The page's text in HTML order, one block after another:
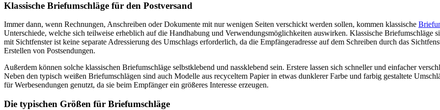
Klassische Briefumschläge für den Postversand
Immer dann, wenn Rechnungen, Anschreiben oder Dokumente mit nur wenigen Seiten verschickt werden sollen, kommen klassische
Unterschiede, welche sich teilweise erheblich auf die Handhabung und Verwendungsmöglichkeiten auswirken. Klassische Briefumschläge
mit Sichtfenster ist keine separate Adressierung des Umschlags erforderlich, da die Empfängeradresse auf dem Schreiben durch das
Erstellen von Postsendungen.
Außerdem können solche klassischen Briefumschläge selbstklebend und nassklebend sein. Erstere lassen sich schneller und einfacher
Neben den typisch weißen Briefumschlägen sind auch Modelle aus recyceltem Papier in etwas dunklerer Farbe und farbig gestaltete
für Werbesendungen genutzt, da sie beim Empfänger ein größeres Interesse erzeugen.
Die typischen Größen für Briefumschläge